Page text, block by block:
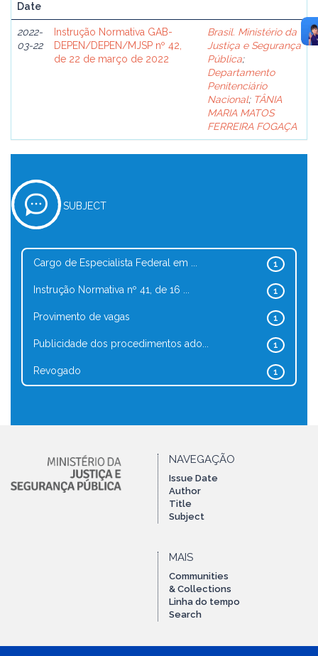
Date
2022-
03-22
Instrução Normativa GAB-
DEPEN/DEPEN/MJSP nº 42,
de 22 de março de 2022
Brasil. Ministério da
Justiça e Segurança
Pública;
Departamento
Penitenciário
Nacional; TÂNIA
MARIA MATOS
FERREIRA FOGAÇA
SUBJECT
1
Cargo de Especialista Federal em ...
1
Instrução Normativa nº 41, de 16 ...
1
Provimento de vagas
1
Publicidade dos procedimentos ado...
1
Revogado
NAVEGAÇÃO
Issue Date
Author
Title
Subject
MAIS
Communities
& Collections
Linha do tempo
Search